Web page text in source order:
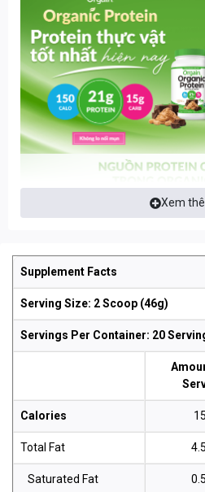
Xem
Supplement Facts
Serving Size: 2 Scoop (46g)
Servings Per Container: 20
Calories
Total Fat
Saturated Fat